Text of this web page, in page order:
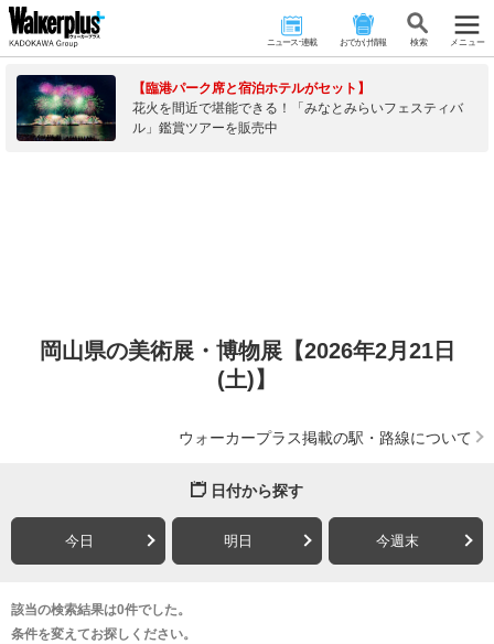
ニュース･連載 おでかけ情報 検 索 メニュー
【臨港パーク席と宿泊ホテルがセット】
花火を間近で堪能できる！「みなとみらいフェスティバ
ル」鑑賞ツアーを販売中
岡山県の美術展・博物展【2026年2月21日
(土)】
ウォーカープラス掲載の駅・路線について
日付から探す
今日 明日 今週末
該当の検索結果は0件でした。
条件を変えてお探しください。